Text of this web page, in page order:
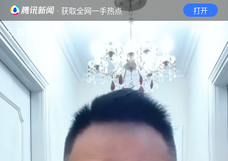
· 获取全网一手热点 打开
首页 无障碍